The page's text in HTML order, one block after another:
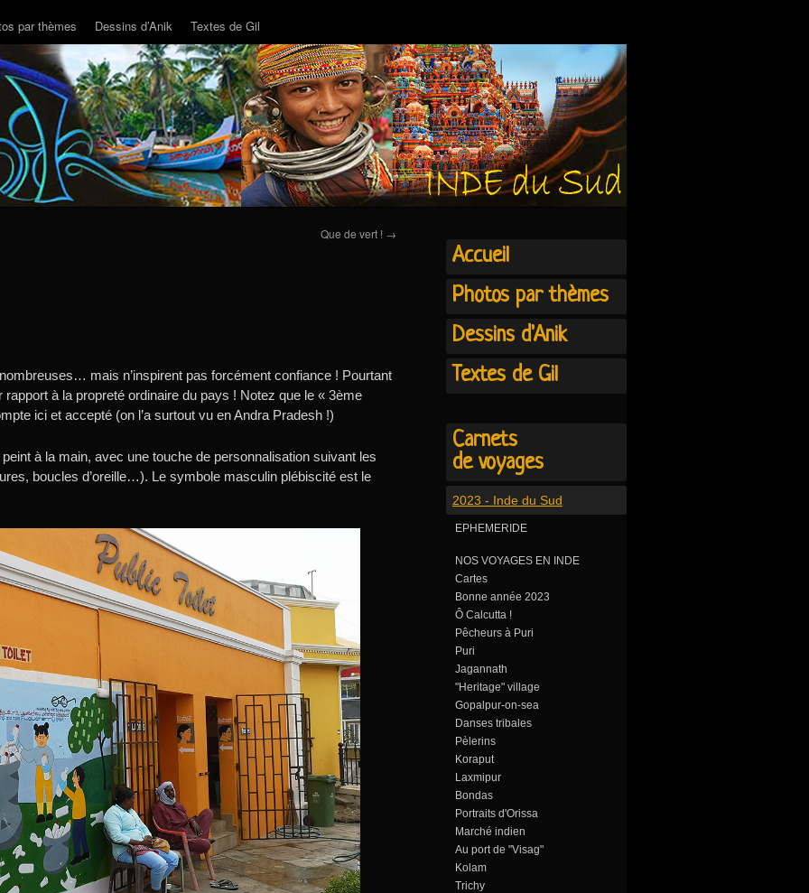
par thèmes Dessins d’Anik Textes de Gil
Que de vert ! →
mais n’inspirent pas forcément confiance ! Pourtant
à la propreté ordinaire du pays ! Notez que le « 3ème
ici et accepté (on l’a surtout vu en Andra Pradesh !)
à la main, avec une touche de personnalisation suivant les
boucles d’oreille…). Le symbole masculin plébiscité est le
Accueil
Photos par thèmes
Dessins d'Anik
Textes de Gil
Carnets
de voyages
2023 - Inde du Sud
EPHEMERIDE
NOS VOYAGES EN INDE
Cartes
Bonne année 2023
Ô Calcutta !
Pêcheurs à Puri
Puri
Jagannath
"Heritage" village
Gopalpur-on-sea
Danses tribales
Pèlerins
Koraput
Laxmipur
Bondas
Portraits d'Orissa
Marché indien
Au port de "Visag"
Kolam
Trichy